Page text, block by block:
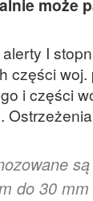
może
alerty I
części
i części
do 30